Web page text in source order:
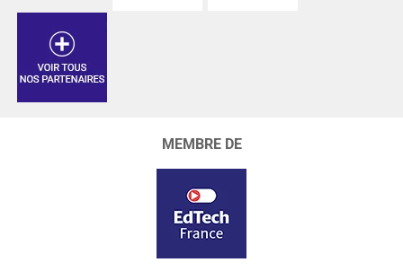
MEMBRE DE